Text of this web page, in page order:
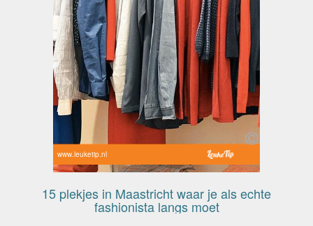
www.leuketip.nl
15 plekjes in Maastricht waar je als echte
fashionista langs moet